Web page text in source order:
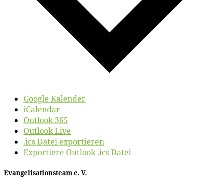
Google Kalender
iCalendar
Outlook 365
Outlook Live
.ics Datei exportieren
Exportiere Outlook .ics Datei
Evan­ge­li­sa­ti­ons­team e. V.